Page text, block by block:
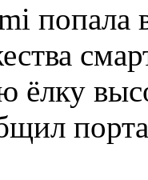
попала
ёлку